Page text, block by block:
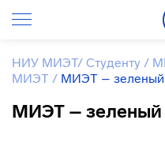
НИУ МИЭТ/ Студенту /
МИЭТ / МИЭТ – зеленый
МИЭТ – зеленый